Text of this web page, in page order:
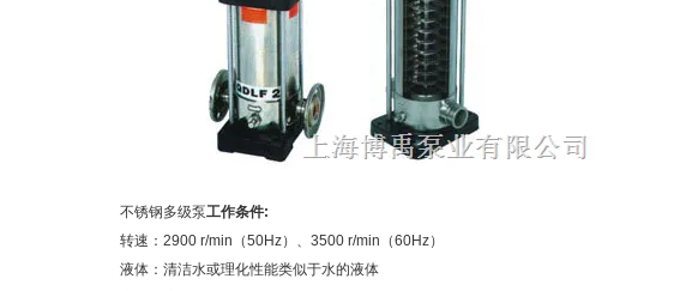
不锈钢多级泵工作条件:
转速：2900 r/min（50Hz）、3500 r/min（60Hz）
液体：清洁水或理化性能类似于水的液体